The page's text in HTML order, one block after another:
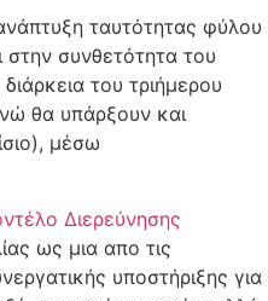
ταυτότητας φύλου
συνθετότητα του
του τριήμερου
θα υπάρξουν και
μέσω
Διερεύνησης
ως μια απο τις
υποστήριξης για